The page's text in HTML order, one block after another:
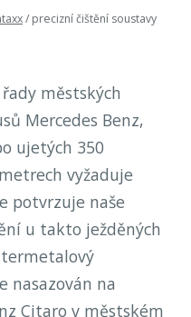
/precizní čištění soustavy
městských
Mercedes Benz,
ujetých 350
vyžaduje
potvrzuje naše
u takto ježděných
nasazován na
Citaro v městském